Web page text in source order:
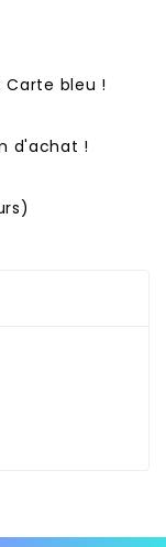
Carte bleu !
d'achat !